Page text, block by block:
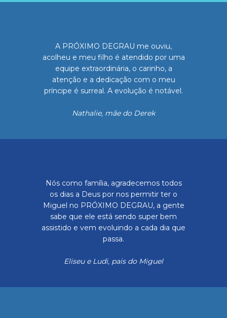
A PRÓXIMO DEGRAU me ouviu,
acolheu e meu filho é atendido por uma
equipe extraordinária, o carinho, a
atenção e a dedicação com o meu
príncipe é surreal. A evolução é notável.
Nathalie, mãe do Derek
Nós como família, agradecemos todos
os dias a Deus por nos permitir ter o
Miguel no PRÓXIMO DEGRAU, a gente
sabe que ele está sendo super bem
assistido e vem evoluindo a cada dia que
passa.
Eliseu e Ludi, pais do Miguel